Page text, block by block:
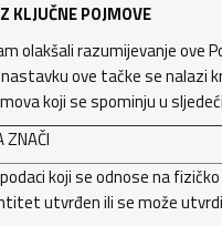
KLJUČNE POJMOVE
olakšali razumijevanje ove
ove tačke se nalazi
koji se spominju u
ZNAČI
koji se odnose na fizičko
utvrđen ili se može